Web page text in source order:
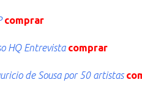
comprar
HQ Entrevista comprar
de Sousa por 50 artistas